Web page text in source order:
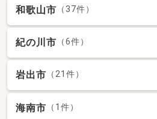
和歌山市 （37件）
紀の川市 （6件）
岩出市 （21件）
海南市 （1件）